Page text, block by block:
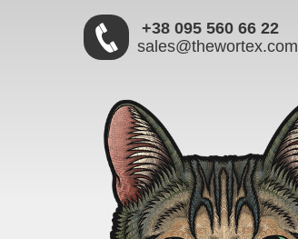
+38 095 560 66 22
sales@thewortex.com